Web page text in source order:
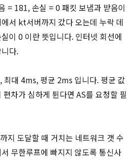
= 181, 손실 = 0 패킷 보냄과 받음이
서 kt서버까지 갔다 오는데 누락 데
이 0 이란 뜻입니다. 인터넷 회선에
다.
최대 4ms, 평균 2ms 입니다. 평균 값
차가 심하게 튄다면 AS를 요청할 필
지 도달할 때 거치는 네트워크 갯 수
무한루프에 빠지지 않도록 통신사